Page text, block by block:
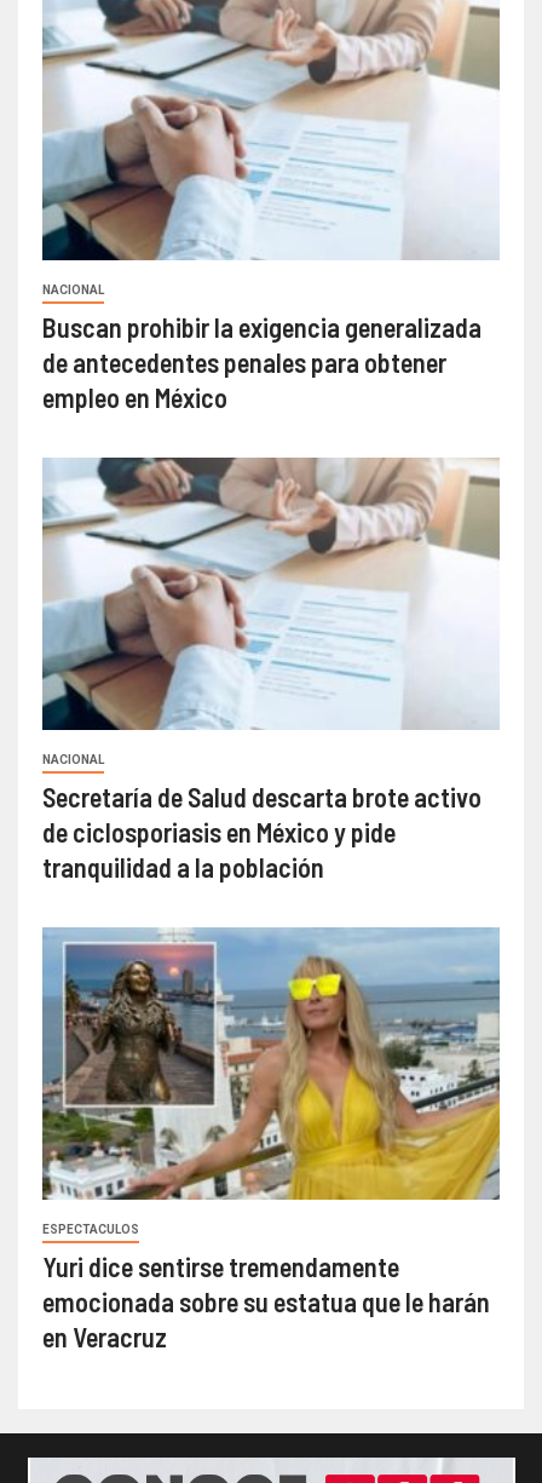
NACIONAL
Buscan prohibir la exigencia generalizada
de antecedentes penales para obtener
empleo en México
NACIONAL
Secretaría de Salud descarta brote activo
de ciclosporiasis en México y pide
tranquilidad a la población
ESPECTACULOS
Yuri dice sentirse tremendamente
emocionada sobre su estatua que le harán
en Veracruz